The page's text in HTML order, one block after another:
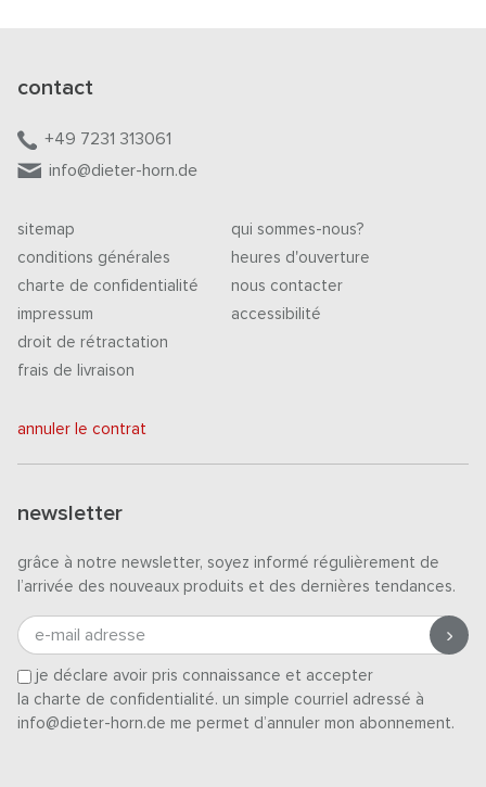
contact
+49 7231 313061
info@dieter-horn.de
sitemap
conditions générales
charte de confidentialité
impressum
droit de rétractation
frais de livraison
qui sommes-nous?
heures d'ouverture
nous contacter
accessibilité
annuler le contrat
newsletter
grâce à notre newsletter, soyez informé régulièrement de
l’arrivée des nouveaux produits et des dernières tendances.
e-mail adresse
je déclare avoir pris connaissance et accepter
la charte de confidentialité. un simple courriel adressé à
info@dieter-horn.de me permet d’annuler mon abonnement.